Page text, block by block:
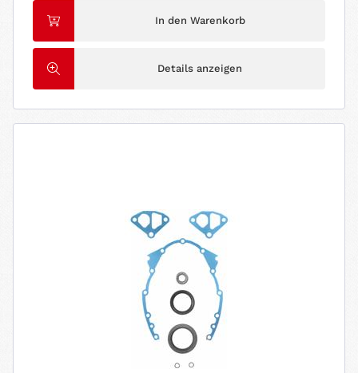
In den Warenkorb
Details anzeigen